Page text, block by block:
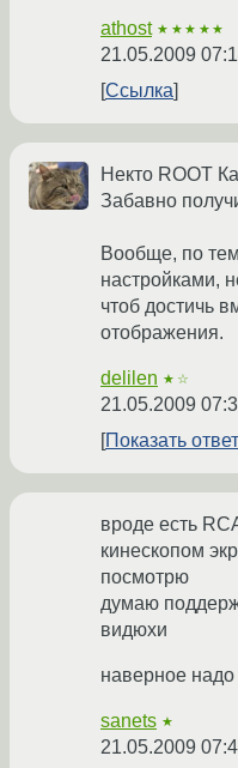
athost ★★★★★
21.05.2009
Ссылка
Некто ROOT
Забавно
Вообще, по
настройками,
чтоб достичь
отображения.
delilen ★☆
21.05.2009
Показать ответ
вроде есть
кинескопом
посмотрю
думаю
видюхи
наверное
sanets ★
21.05.2009